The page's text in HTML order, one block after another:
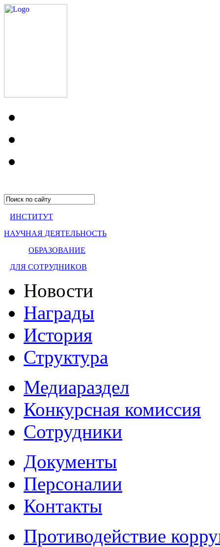
ИНСТИТУТ
НАУЧНАЯ ДЕЯТЕЛЬНОСТЬ
ОБРАЗОВАНИЕ
ДЛЯ СОТРУДНИКОВ
Новости
Награды
История
Структура
Медиараздел
Конкурсная комиссия
Сотрудники
Документы
Персоналии
Контакты
Противодействие